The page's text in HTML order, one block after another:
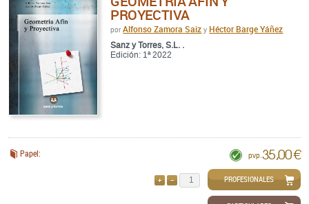
PROYECTIVA
por Alfonso Zamora Saiz y Héctor Barge Yáñez
Sanz y Torres, S.L. .
Edición: 1ª 2022
Papel: pvp. 35,00 €
QUITARPROFESIONALES